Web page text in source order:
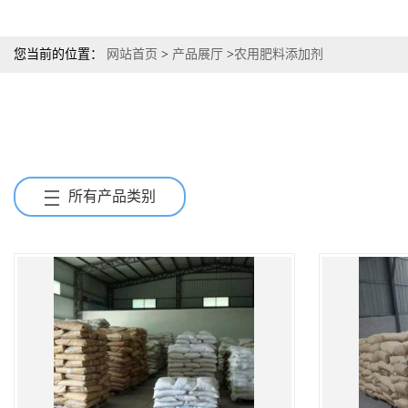
您当前的位置： 网站首页 > 产品展厅 >农用肥料添加剂
所有产品类别